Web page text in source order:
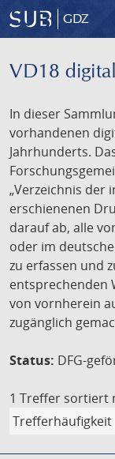
GDZ
VD18 digital
In dieser
vorhandenen
Jahrhunderts.
„Verzeichnis der
erschienenen
darauf ab, alle
oder im
zu erfassen und
entsprechenden
von vornherein
zugänglich
Status: DFG-
1 Treffer sortiert